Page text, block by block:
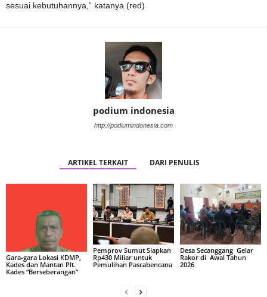
sesuai kebutuhannya,” katanya.(red)
podium indonesia
http://podiumindonesia.com
ARTIKEL TERKAIT DARI PENULIS
Gara-gara Lokasi KDMP,
Kades dan Mantan Plt.
Kades “Berseberangan”
Pemprov Sumut Siapkan
Rp430 Miliar untuk
Pemulihan Pascabencana
Desa Secanggang Gelar
Rakor di Awal Tahun
2026